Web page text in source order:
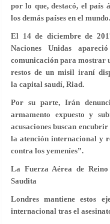
por lo que, destacó, el país
los demás países en el mundo.
El 14 de diciembre de
Naciones Unidas
comunicación para mostrar
restos de un misil iraní
la capital saudí, Riad.
Por su parte, Irán
armamento expuesto y
acusaciones buscan
la atención internacional y
contra los yemeníes”.
La Fuerza Aérea de
Saudita
Londres mantiene estos
internacional tras el